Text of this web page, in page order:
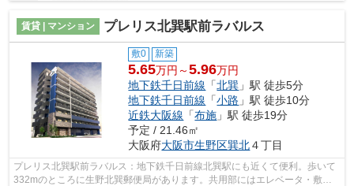
賃貸 | マンション プレリス北巽駅前ラバルス
敷0 新築
5.65万円～5.96万円
地下鉄千日前線 「北巽 」駅 徒歩5分
地下鉄千日前線 「小路 」駅 徒歩10分
近鉄大阪線 「布施 」駅 徒歩19分
予定 / 21.46㎡
大阪府大阪市生野区巽北４丁目
プレリス北巽駅前ラバルス：地下鉄千日前線北巽駅にも近くて便利。歩いて
332mのところに生野北巽郵便局があります。共用部にはエレベータ・敷地